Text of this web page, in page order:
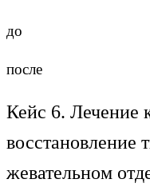
до
после
Кейс 6. Лечение
восстановление
жевательном